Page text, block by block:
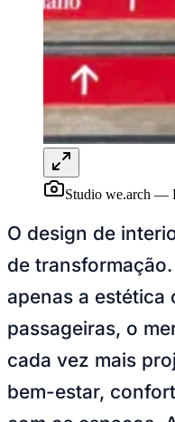
Ceará
Studio we.arch
O design de
de
apenas a estética
passageiras, o
cada vez mais
bem-estar,
com os espaços.
mais